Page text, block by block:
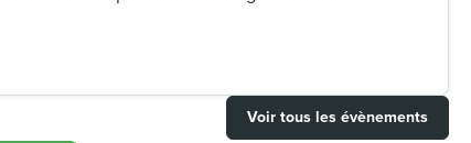
Voir tous les évènements